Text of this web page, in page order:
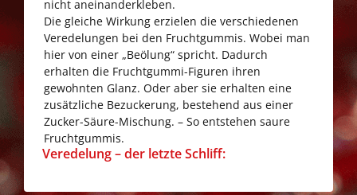
nicht aneinanderkleben.
Die gleiche Wirkung erzielen die verschiedenen
Veredelungen bei den Fruchtgummis. Wobei man
hier von einer „Beölung“ spricht. Dadurch
erhalten die Fruchtgummi-Figuren ihren
gewohnten Glanz. Oder aber sie erhalten eine
zusätzliche Bezuckerung, bestehend aus einer
Zucker-Säure-Mischung. – So entstehen saure
Fruchtgummis.
Go
Veredelung
Veredelung – der letzte Schliff: